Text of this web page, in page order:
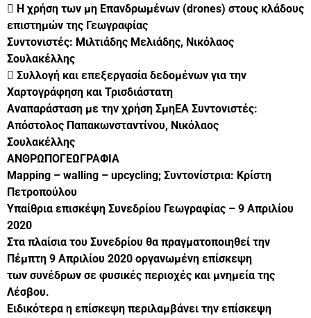
 Η χρήση των μη Επανδρωμένων (drones) στους κλάδους
επιστημών της Γεωγραφίας
Συντονιστές: Μιλτιάδης Μελιάδης, Νικόλαος
Σουλακέλλης
 Συλλογή και επεξεργασία δεδομένων για την
Χαρτογράφηση και Τρισδιάστατη
Αναπαράσταση με την χρήση ΣμηΕΑ Συντονιστές:
Απόστολος Παπακωνσταντίνου, Νικόλαος
Σουλακέλλης
ΑΝΘΡΩΠΟΓΕΩΓΡΑΦΙΑ
Μapping – walling – upcycling; Συντονίστρια: Κρίστη
Πετροπούλου
Υπαίθρια επισκέψη Συνεδρίου Γεωγραφίας – 9 Απριλίου
2020
Στα πλαίσια του Συνεδρίου θα πραγματοποιηθεί την
Πέμπτη 9 Απριλίου 2020 οργανωμένη επίσκεψη
των συνέδρων σε φυσικές περιοχές και μνημεία της
Λέσβου.
Ειδικότερα η επίσκεψη περιλαμβάνει την επίσκεψη